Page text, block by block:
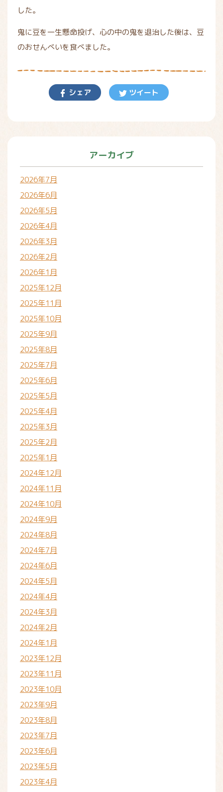
した。
鬼に豆を一生懸命投げ、心の中の鬼を退治した後は、豆
のおせんべいを食べました。
シェア ツイート
アーカイブ
2026年7月
2026年6月
2026年5月
2026年4月
2026年3月
2026年2月
2026年1月
2025年12月
2025年11月
2025年10月
2025年9月
2025年8月
2025年7月
2025年6月
2025年5月
2025年4月
2025年3月
2025年2月
2025年1月
2024年12月
2024年11月
2024年10月
2024年9月
2024年8月
2024年7月
2024年6月
2024年5月
2024年4月
2024年3月
2024年2月
2024年1月
2023年12月
2023年11月
2023年10月
2023年9月
2023年8月
2023年7月
2023年6月
2023年5月
2023年4月